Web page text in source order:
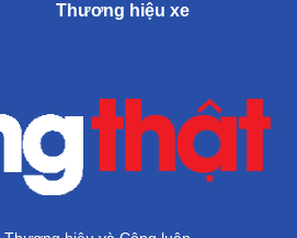
Thương hiệu xe